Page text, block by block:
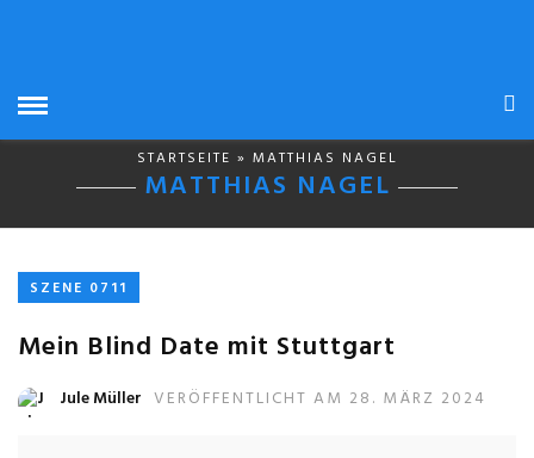
STARTSEITE » MATTHIAS NAGEL
MATTHIAS NAGEL
SZENE 0711
Mein Blind Date mit Stuttgart
Jule Müller VERÖFFENTLICHT AM 28. MÄRZ 2024